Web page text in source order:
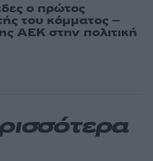
ο πρώτος
του κόμματος –
ΑΕΚ στην πολιτική